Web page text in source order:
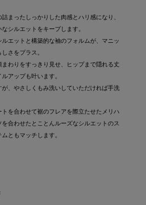
まったしっかりした肉感とハリ感になり、
シルエットをキープします。
エットと構築的な袖のフォルムが、マニッ
さをプラス。
わりをすっきり見せ、ヒップまで隠れる丈
アップも叶います。
が、やさしくもみ洗いしていただければ手洗
を合わせて裾のフレアを際立たせたメリハ
合わせたとことんルーズなシルエットのス
ともマッチします。